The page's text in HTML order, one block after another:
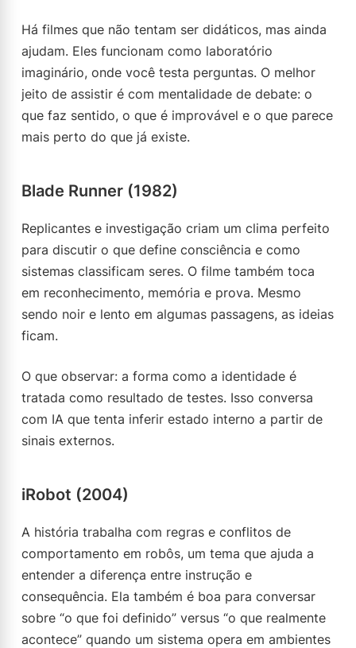
Há filmes que não tentam ser didáticos, mas ainda
ajudam. Eles funcionam como laboratório
imaginário, onde você testa perguntas. O melhor
jeito de assistir é com mentalidade de debate: o
que faz sentido, o que é improvável e o que parece
mais perto do que já existe.
Blade Runner (1982)
Replicantes e investigação criam um clima perfeito
para discutir o que define consciência e como
sistemas classificam seres. O filme também toca
em reconhecimento, memória e prova. Mesmo
sendo noir e lento em algumas passagens, as ideias
ficam.
O que observar: a forma como a identidade é
tratada como resultado de testes. Isso conversa
com IA que tenta inferir estado interno a partir de
sinais externos.
iRobot (2004)
A história trabalha com regras e conflitos de
comportamento em robôs, um tema que ajuda a
entender a diferença entre instrução e
consequência. Ela também é boa para conversar
sobre “o que foi definido” versus “o que realmente
acontece” quando um sistema opera em ambientes